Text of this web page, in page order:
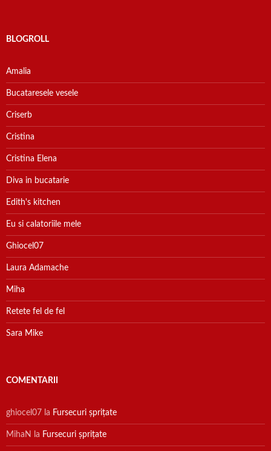
BLOGROLL
Amalia
Bucataresele vesele
Criserb
Cristina
Cristina Elena
Diva in bucatarie
Edith's kitchen
Eu si calatoriile mele
Ghiocel07
Laura Adamache
Miha
Retete fel de fel
Sara Mike
COMENTARII
ghiocel07 la Fursecuri șprițate
MihaN la Fursecuri șprițate